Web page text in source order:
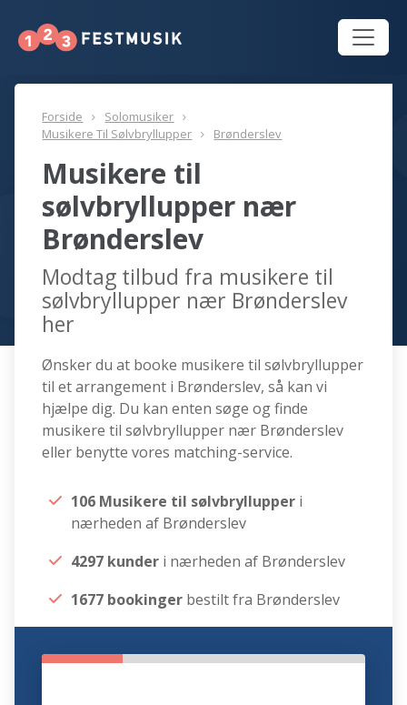
Forside
Solomusiker
Musikere Til Sølvbryllupper
Brønderslev
Musikere til
sølvbryllupper nær
Brønderslev
Modtag tilbud fra musikere til
sølvbryllupper nær Brønderslev
her
Ønsker du at booke musikere til sølvbryllupper
til et arrangement i Brønderslev, så kan vi
hjælpe dig. Du kan enten søge og finde
musikere til sølvbryllupper nær Brønderslev
eller benytte vores matching-service.
106 Musikere til sølvbryllupper i
nærheden af Brønderslev
4297 kunder i nærheden af Brønderslev
1677 bookinger bestilt fra Brønderslev